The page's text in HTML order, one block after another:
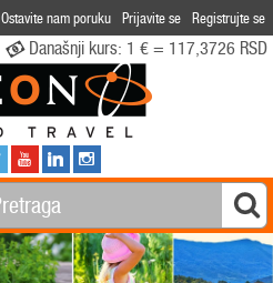
Ostavite nam poruku Prijavite se Registrujte se
Današnji kurs: 1 € = 117,3726 RSD